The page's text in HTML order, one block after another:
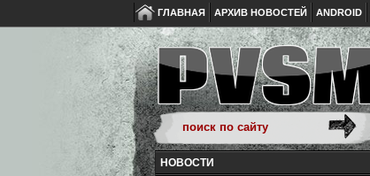
ГЛАВНАЯ АРХИВ НОВОСТЕЙ ANDROID
НОВОСТИ